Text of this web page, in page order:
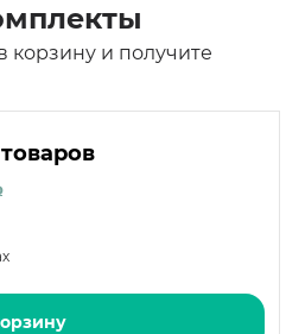
корзину и получите